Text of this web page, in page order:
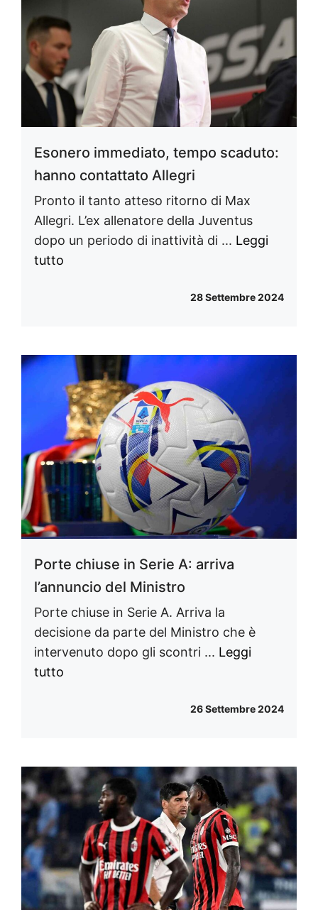
Esonero immediato, tempo scaduto:
hanno contattato Allegri
Pronto il tanto atteso ritorno di Max
Allegri. L’ex allenatore della Juventus
dopo un periodo di inattività di ... Leggi
tutto
28 Settembre 2024
Porte chiuse in Serie A: arriva
l’annuncio del Ministro
Porte chiuse in Serie A. Arriva la
decisione da parte del Ministro che è
intervenuto dopo gli scontri ... Leggi
tutto
26 Settembre 2024